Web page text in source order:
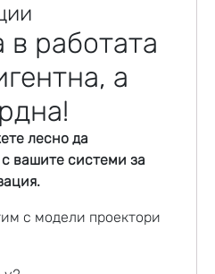
в работата
а
лесно да
вашите системи за
с модели проектори